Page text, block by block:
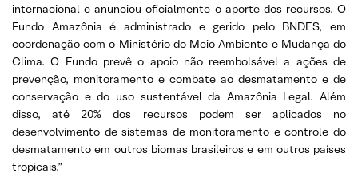
internacional e anunciou oficialmente o aporte dos recursos. O
Fundo Amazônia é administrado e gerido pelo BNDES, em
coordenação com o Ministério do Meio Ambiente e Mudança do
Clima. O Fundo prevê o apoio não reembolsável a ações de
prevenção, monitoramento e combate ao desmatamento e de
conservação e do uso sustentável da Amazônia Legal. Além
disso, até 20% dos recursos podem ser aplicados no
desenvolvimento de sistemas de monitoramento e controle do
desmatamento em outros biomas brasileiros e em outros países
tropicais.”